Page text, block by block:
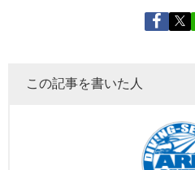
この記事を書いた人